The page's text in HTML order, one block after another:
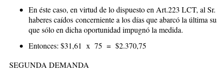
En éste caso, en virtud de lo dispuesto en Art.223 LCT, al
haberes caídos concerniente a los días que abarcó la última
que sólo en dicha oportunidad impugnó la medida.
Entonces: $31,61 x 75 = $2.370,75
SEGUNDA DEMANDA